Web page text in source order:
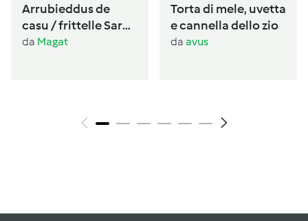
Arrubieddus de
casu / frittelle Sarde
al formaggio di
da Magat
Torta di mele, uvetta
e cannella dello zio
da avus